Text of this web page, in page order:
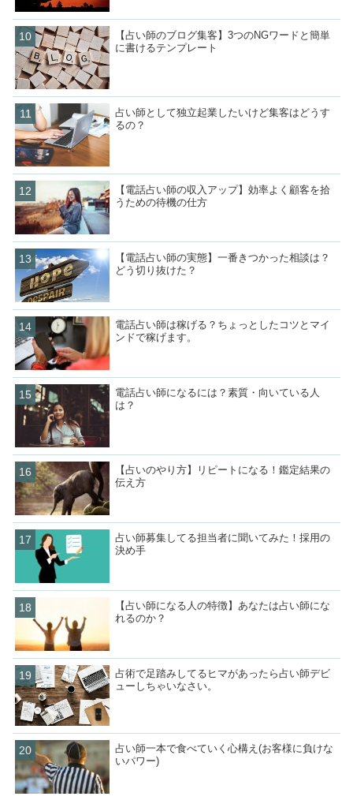
【占い師のブログ集客】3つのNGワードと簡単
に書けるテンプレート
占い師として独立起業したいけど集客はどうす
るの？
【電話占い師の収入アップ】効率よく顧客を拾
うための待機の仕方
【電話占い師の実態】一番きつかった相談は？
どう切り抜けた？
電話占い師は稼げる？ちょっとしたコツとマイ
ンドで稼げます。
電話占い師になるには？素質・向いている人
は？
【占いのやり方】リピートになる！鑑定結果の
伝え方
占い師募集してる担当者に聞いてみた！採用の
決め手
【占い師になる人の特徴】あなたは占い師にな
れるのか？
占術で足踏みしてるヒマがあったら占い師デビ
ューしちゃいなさい。
占い師一本で食べていく心構え(お客様に負けな
いパワー)